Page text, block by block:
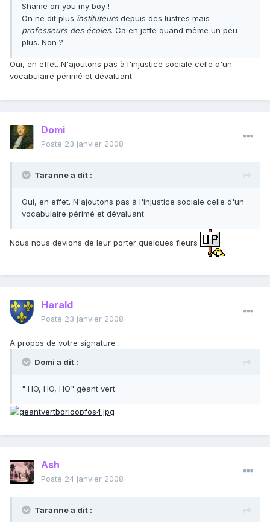
Shame on you my boy !
On ne dit plus instituteursdepuis des lustres mais
professeurs des écoles. Ca en jette quand même un peu
plus. Non ?
Oui, en effet. N'ajoutons pas à l'injustice sociale celle d'un
vocabulaire périmé et dévaluant.
Domi
Posté 23 janvier 2008
Taranne a dit :
Oui, en effet. N'ajoutons pas à l'injustice sociale celle d'un
vocabulaire périmé et dévaluant.
Nous nous devions de leur porter quelques fleurs
Harald
Posté 23 janvier 2008
A propos de votre signature :
Domi a dit :
" HO, HO, HO" géant vert.
Ash
Posté 24 janvier 2008
Taranne a dit :